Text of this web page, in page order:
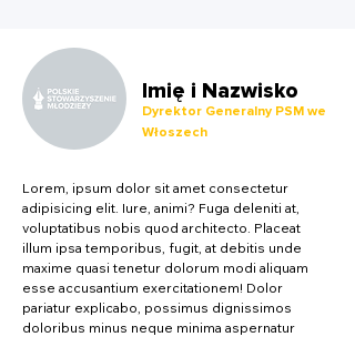
Imię i Nazwisko
Dyrektor Generalny PSM we
Włoszech
Lorem, ipsum dolor sit amet consectetur
adipisicing elit. Iure, animi? Fuga deleniti at,
voluptatibus nobis quod architecto. Placeat
illum ipsa temporibus, fugit, at debitis unde
maxime quasi tenetur dolorum modi aliquam
esse accusantium exercitationem! Dolor
pariatur explicabo, possimus dignissimos
doloribus minus neque minima aspernatur